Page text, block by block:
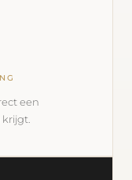
een
krijgt.